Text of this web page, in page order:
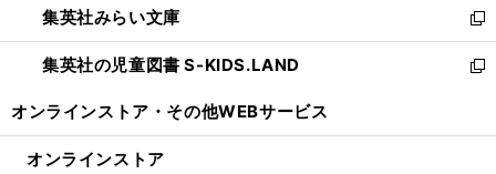
く
で
開
く
ド
ウ
で
ィ
ン
ド
開
集英社みらい文庫
新
し
い
ン
集英社の児童図書 S-KIDS.LAND
新
ウ
オンラインストア・ その他WEBサービス
オンラインストア